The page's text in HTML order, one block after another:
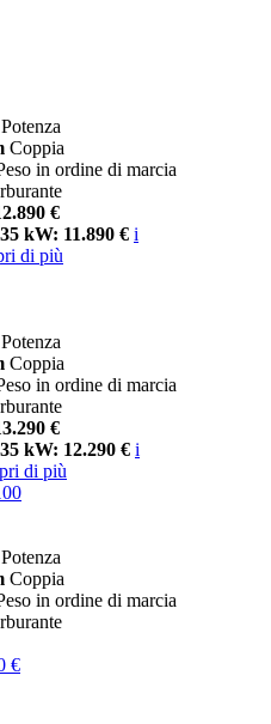
Potenza
Coppia
in ordine di marcia
€
kW: 11.890 € i
di più
Potenza
Coppia
in ordine di marcia
€
kW: 12.290 € i
di più
Potenza
Coppia
in ordine di marcia
€